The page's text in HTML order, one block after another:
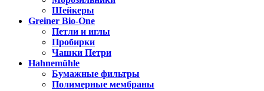
Шейкеры
Greiner Bio-One
Петли и иглы
Пробирки
Чашки Петри
Hahnemühle
Бумажные фильтры
Полимерные мембраны